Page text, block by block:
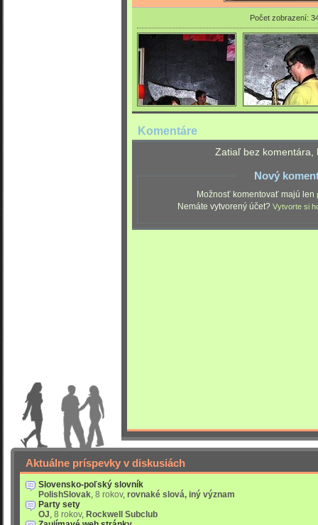
Počet zobrazení:
Komentáre
Zatiaľ bez komentára,
Nový
Možnosť komentovať majú len
Nemáte vytvorený účet? Vytvorte si
Aktuálne príspevky v diskusiách
Slovensko-poľský slovník
PolishSlovak, 8 rokov, rovnaké slová, iný význam
Party sety
OJ, 8 rokov, Rockwell Subclub